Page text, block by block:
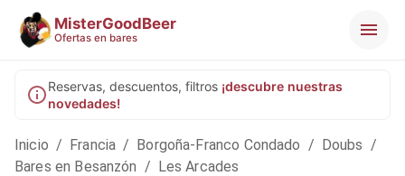
MisterGoodBeer
Ofertas en bares
Reservas, descuentos, filtros ¡descubre nuestras
novedades!
Inicio / Francia / Borgoña-Franco Condado / Doubs /
Bares en Besanzón / Les Arcades